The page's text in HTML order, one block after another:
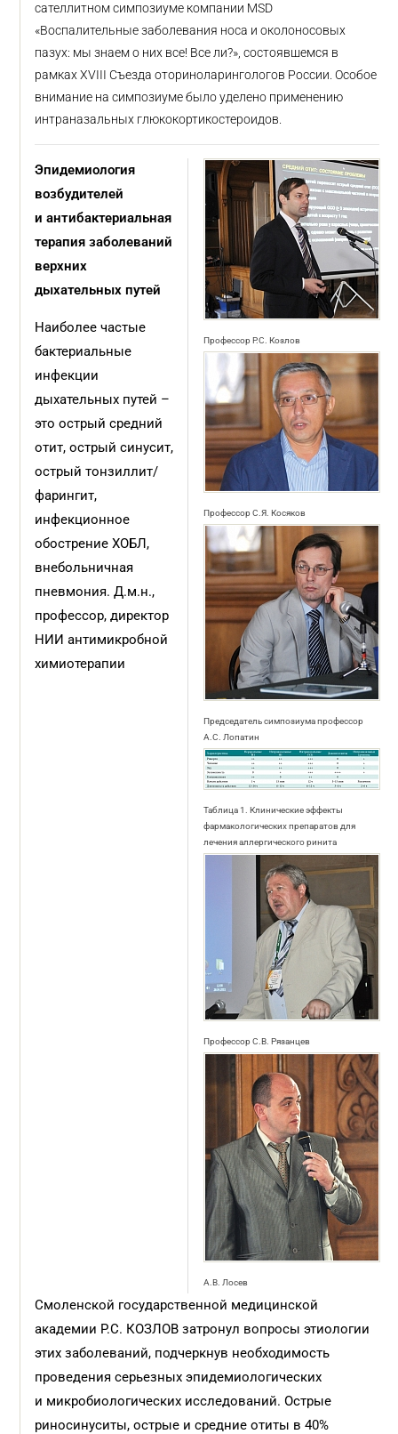
сателлитном симпозиуме компании MSD
«Воспалительные заболевания носа и околоносовых
пазух: мы знаем о них все! Все ли?», состоявшемся в
рамках XVIII Съезда оториноларингологов России. Особое
внимание на симпозиуме было уделено применению
интраназальных глюкокортикостероидов.
Профессор Р.С. Козлов
Профессор C.Я. Косяков
Председатель симпозиума профессор
А.С. Лопатин
Таблица 1. Клинические эффекты
фармакологических препаратов для
лечения аллергического ринита
Профессор C.В. Рязанцев
А.В. Лосев
Эпидемиология
возбудителей
и антибактериальная
терапия заболеваний
верхних
дыхательных путей
Наиболее частые
бактериальные
инфекции
дыхательных путей –
это острый средний
отит, острый синусит,
острый тонзиллит/
фарингит,
инфекционное
обострение ХОБЛ,
внебольничная
пневмония. Д.м.н.,
профессор, директор
НИИ антимикробной
химиотерапии
Смоленской государственной медицинской
академии Р.С. КОЗЛОВ затронул вопросы этиологии
этих заболеваний, подчеркнув необходимость
проведения серьезных эпидемиологических
и микробиологических исследований. Острые
риносинуситы, острые и средние отиты в 40%